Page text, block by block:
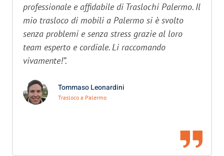
professionale e affidabile di Traslochi Palermo. Il
mio trasloco di mobili a Palermo si è svolto
senza problemi e senza stress grazie al loro
team esperto e cordiale. Li raccomando
vivamente!”.
Tommaso Leonardini
Trasloco a Palermo